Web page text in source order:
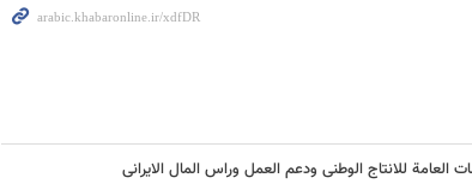
العامة للانتاج الوطنی ودعم العمل وراس المال الایرانی